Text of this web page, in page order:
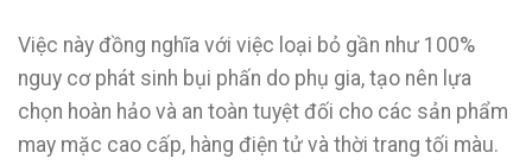
Việc này đồng nghĩa với việc loại bỏ gần như 100%
nguy cơ phát sinh bụi phấn do phụ gia, tạo nên lựa
chọn hoàn hảo và an toàn tuyệt đối cho các sản phẩm
may mặc cao cấp, hàng điện tử và thời trang tối màu.